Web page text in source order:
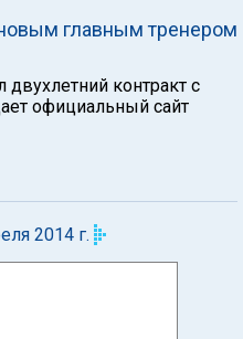
главным тренером
двухлетний контракт с
официальный сайт
2014 г.